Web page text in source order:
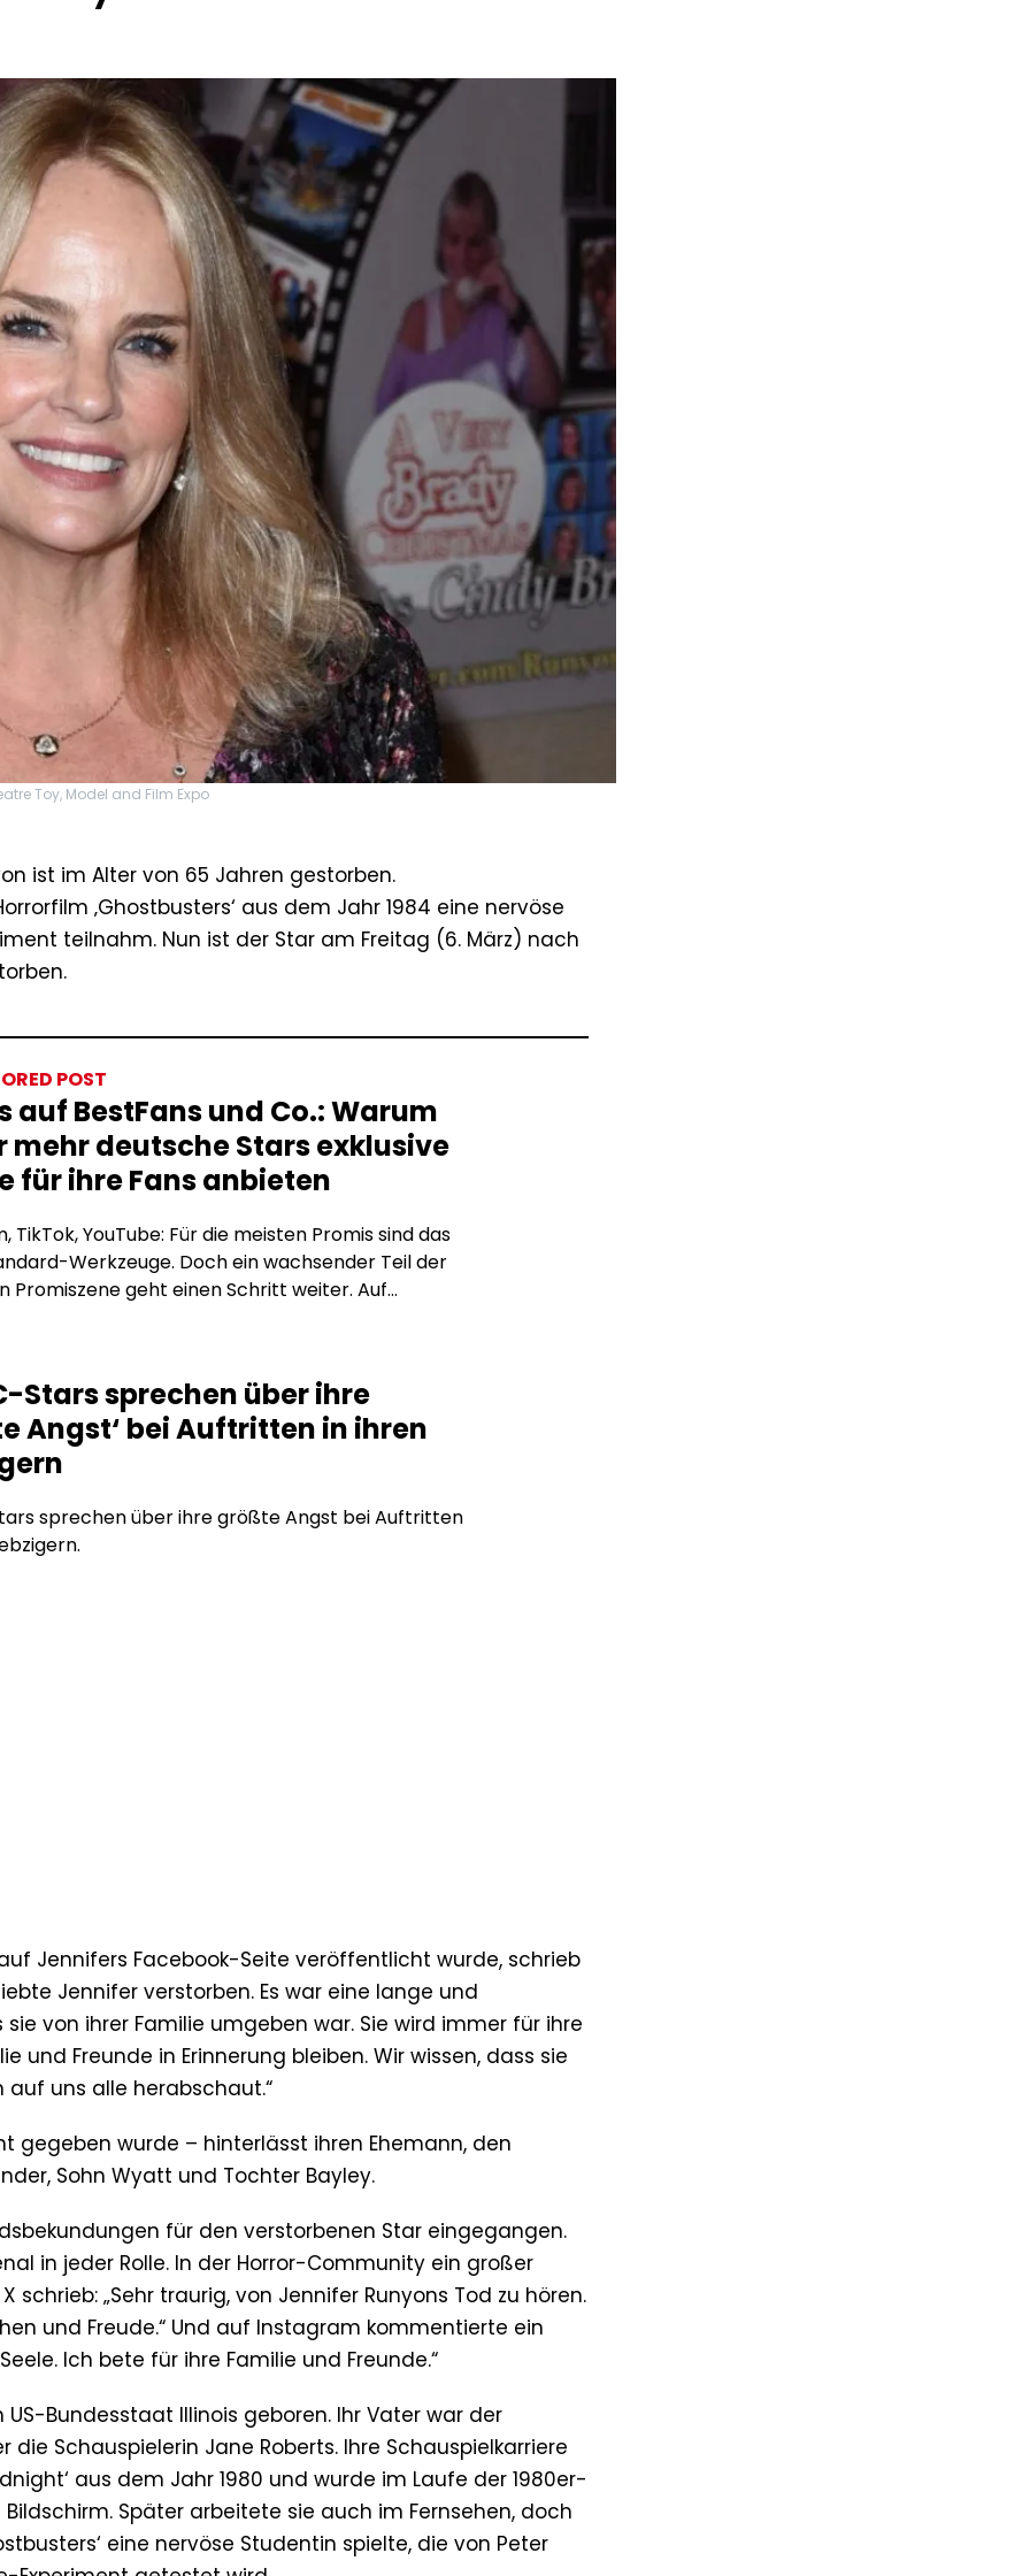
Toy, Model and Film Expo
ist im Alter von 65 Jahren gestorben.
‚Ghostbusters‘ aus dem Jahr 1984 eine nervöse
teilnahm. Nun ist der Star am Freitag (6. März) nach
POST
auf BestFans und Co.: Warum
mehr deutsche Stars exklusive
für ihre Fans anbieten
TikTok, YouTube: Für die meisten Promis sind das
Werkzeuge. Doch ein wachsender Teil der
Promiszene geht einen Schritt weiter. Auf
ohne Reichweitenbeschränkungen und ohne
die den Inhalt einschränken. Was steckt
Trend, und warum […]
Stars sprechen über ihre
Angst‘ bei Auftritten in ihren
sprechen über ihre größte Angst bei Auftritten
Jennifers Facebook-Seite veröffentlicht wurde, schrieb
Jennifer verstorben. Es war eine lange und
von ihrer Familie umgeben war. Sie wird immer für ihre
und Freunde in Erinnerung bleiben. Wir wissen, dass sie
uns alle herabschaut.“
gegeben wurde – hinterlässt ihren Ehemann, den
Sohn Wyatt und Tochter Bayley.
für den verstorbenen Star eingegangen.
in jeder Rolle. In der Horror-Community ein großer
schrieb: „Sehr traurig, von Jennifer Runyons Tod zu hören.
und Freude.“ Und auf Instagram kommentierte ein
Ich bete für ihre Familie und Freunde.“
Bundesstaat Illinois geboren. Ihr Vater war der
die Schauspielerin Jane Roberts. Ihre Schauspielkarriere
aus dem Jahr 1980 und wurde im Laufe der 1980er-
Später arbeitete sie auch im Fernsehen, doch
eine nervöse Studentin spielte, die von Peter